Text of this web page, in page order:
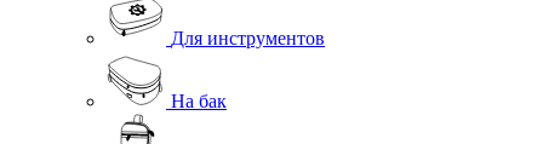
Для инструментов
На бак